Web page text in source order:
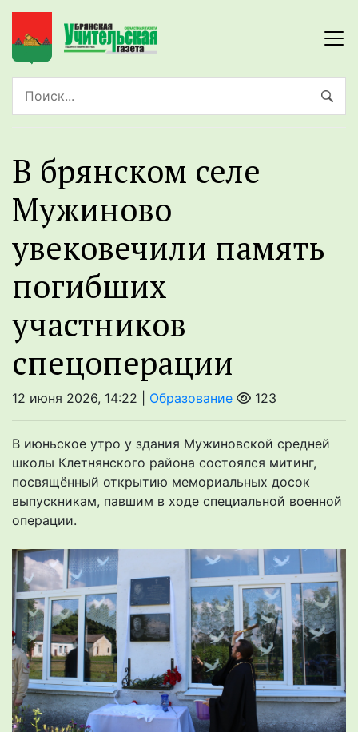
В брянском селе
Мужиново
увековечили память
погибших
участников
спецоперации
12 июня 2026, 14:22 | Образование 123
В июньское утро у здания Мужиновской средней
школы Клетнянского района состоялся митинг,
посвящённый открытию мемориальных досок
выпускникам, павшим в ходе специальной военной
операции.